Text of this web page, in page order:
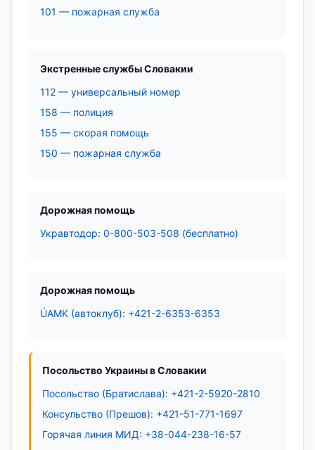
101 — пожарная служба
Экстренные службы Словакии
112 — универсальный номер
158 — полиция
155 — скорая помощь
150 — пожарная служба
Дорожная помощь
Укравтодор: 0-800-503-508 (бесплатно)
Дорожная помощь
ÚAMK (автоклуб): +421-2-6353-6353
Посольство Украины в Словакии
Посольство (Братислава): +421-2-5920-2810
Консульство (Прешов): +421-51-771-1697
Горячая линия МИД: +38-044-238-16-57